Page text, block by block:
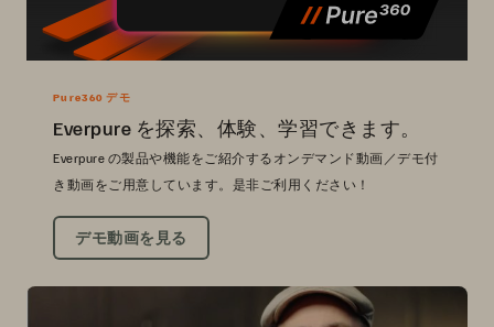
Pure360 デモ
Everpure を探索、体験、学習できます。
Everpure の製品や機能をご紹介するオンデマンド動画／デモ付
き動画をご用意しています。是非ご利用ください！
デモ動画を見る